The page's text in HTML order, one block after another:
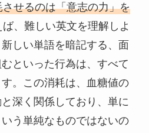
せるのは「意志の力」を
、難しい英文を理解しよ
しい単語を暗記する、面
といった行為は、すべて
。この消耗は、血糖値の
深く関係しており、単に
いう単純なものではないの